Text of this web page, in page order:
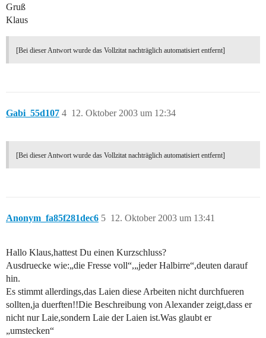
Gruß
Klaus
[Bei dieser Antwort wurde das Vollzitat nachträglich automatisiert entfernt]
Gabi_55d107 12. Oktober 2003 um 12:34
4
[Bei dieser Antwort wurde das Vollzitat nachträglich automatisiert entfernt]
Anonym_fa85f281dec6 12. Oktober 2003 um 13:41
5
Hallo Klaus,hattest Du einen Kurzschluss?
Ausdruecke wie:„die Fresse voll“,„jeder Halbirre“,deuten darauf
hin.
Es stimmt allerdings,das Laien diese Arbeiten nicht durchfueren
sollten,ja duerften!!Die Beschreibung von Alexander zeigt,dass er
nicht nur Laie,sondern Laie der Laien ist.Was glaubt er
„umstecken“